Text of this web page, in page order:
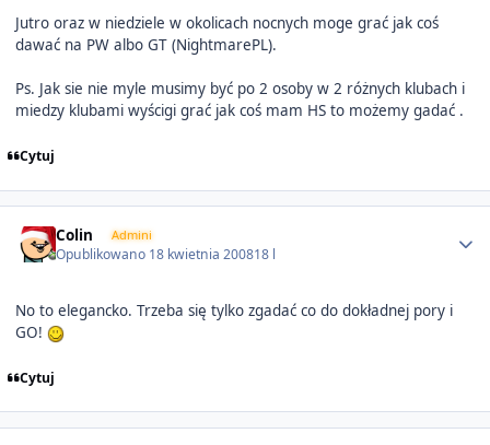
Jutro oraz w niedziele w okolicach nocnych moge grać jak coś
dawać na PW albo GT (NightmarePL).
Ps. Jak sie nie myle musimy być po 2 osoby w 2 różnych klubach i
miedzy klubami wyścigi grać jak coś mam HS to możemy gadać .
Cytuj
Colin Admini
Opublikowano 18 kwietnia 200818 l
No to elegancko. Trzeba się tylko zgadać co do dokładnej pory i
GO!
Cytuj